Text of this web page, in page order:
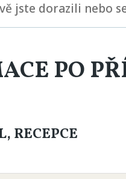
jste dorazili nebo
PO
RECEPCE